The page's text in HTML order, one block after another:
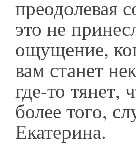
преодолевая
это не
ощущение,
вам станет
где-то тянет,
более того,
Екатерина.